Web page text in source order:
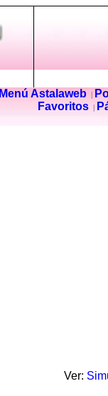
Menú Astalaweb|
Favoritos
Ver: